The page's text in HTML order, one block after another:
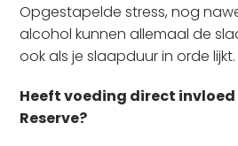
Opgestapelde stress, nog
alcohol kunnen allemaal de
ook als je slaapduur in orde lijkt.
Heeft voeding direct invloed
Reserve?